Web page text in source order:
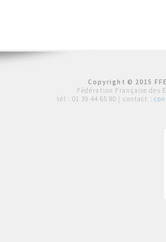
Copyright © 2015
Fédération Française des
tél : 01 39 44 65 80 | contact :